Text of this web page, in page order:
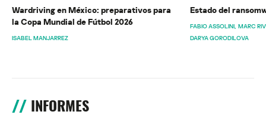
Wardriving en México: preparativos para
la Copa Mundial de Fútbol 2026
ISABEL MANJARREZ
Estado del
FABIO ASSOLINI MARC
DARYA GORODILOVA
INFORMES